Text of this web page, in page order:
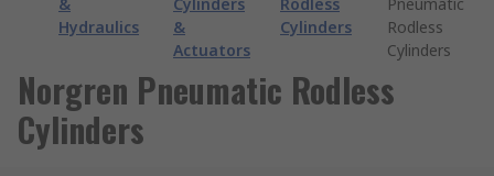
Hydraulics
&
Actuators
Cylinders
Rodless
Cylinders
Norgren Pneumatic Rodless
Cylinders